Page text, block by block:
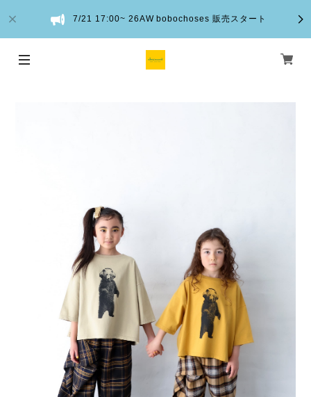
7/21 17:00~ 26AW bobochoses 販売スタート